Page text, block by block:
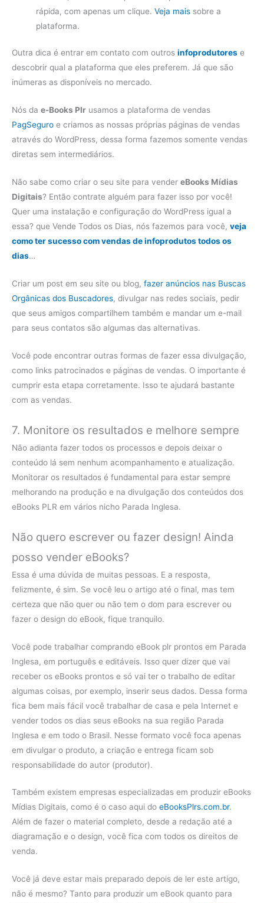
rápida, com apenas um clique.Veja mais sobre a
plataforma.
Outra dica é entrar em contato com outros infoprodutores e
descobrir qual a plataforma que eles preferem. Já que são
inúmeras as disponíveis no mercado.
Nós da e-Books Plr usamos a plataforma de vendas
PagSeguro e criamos as nossas próprias páginas de vendas
através do WordPress, dessa forma fazemos somente vendas
diretas sem intermediários.
Não sabe como criar o seu site para vender eBooks Mídias
Digitais? Então contrate alguém para fazer isso por você!
Quer uma instalação e configuração do WordPress igual a
essa? que Vende Todos os Dias, nós fazemos para você, veja
como ter sucesso com vendas de infoprodutos todos os
dias…
Criar um post em seu site ou blog, fazer anúncios nas Buscas
Orgânicas dos Buscadores, divulgar nas redes sociais, pedir
que seus amigos compartilhem também e mandar um e-mail
para seus contatos são algumas das alternativas.
Você pode encontrar outras formas de fazer essa divulgação,
como links patrocinados e páginas de vendas. O importante é
cumprir esta etapa corretamente. Isso te ajudará bastante
com as vendas.
7. Monitore os resultados e melhore sempre
Não adianta fazer todos os processos e depois deixar o
conteúdo lá sem nenhum acompanhamento e atualização.
Monitorar os resultados é fundamental para estar sempre
melhorando na produção e na divulgação dos conteúdos dos
eBooks PLR em vários nicho Parada Inglesa.
Não quero escrever ou fazer design! Ainda
posso vender eBooks?
Essa é uma dúvida de muitas pessoas. E a resposta,
felizmente, é sim. Se você leu o artigo até o final, mas tem
certeza que não quer ou não tem o dom para escrever ou
fazer o design do eBook, fique tranquilo.
Você pode trabalhar comprando eBook plr prontos em Parada
Inglesa, em português e editáveis. Isso quer dizer que vai
receber os eBooks prontos e só vai ter o trabalho de editar
algumas coisas, por exemplo, inserir seus dados. Dessa forma
fica bem mais fácil você trabalhar de casa e pela Internet e
vender todos os dias seus eBooks na sua região Parada
Inglesa e em todo o Brasil. Nesse formato você foca apenas
em divulgar o produto, a criação e entrega ficam sob
responsabilidade do autor (produtor).
Também existem empresas especializadas em produzir eBooks
Mídias Digitais, como é o caso aqui do eBooksPlrs.com.br.
Além de fazer o material completo, desde a redação até a
diagramação e o design, você fica com todos os direitos de
venda.
Você já deve estar mais preparado depois de ler este artigo,
não é mesmo? Tanto para produzir um eBook quanto para